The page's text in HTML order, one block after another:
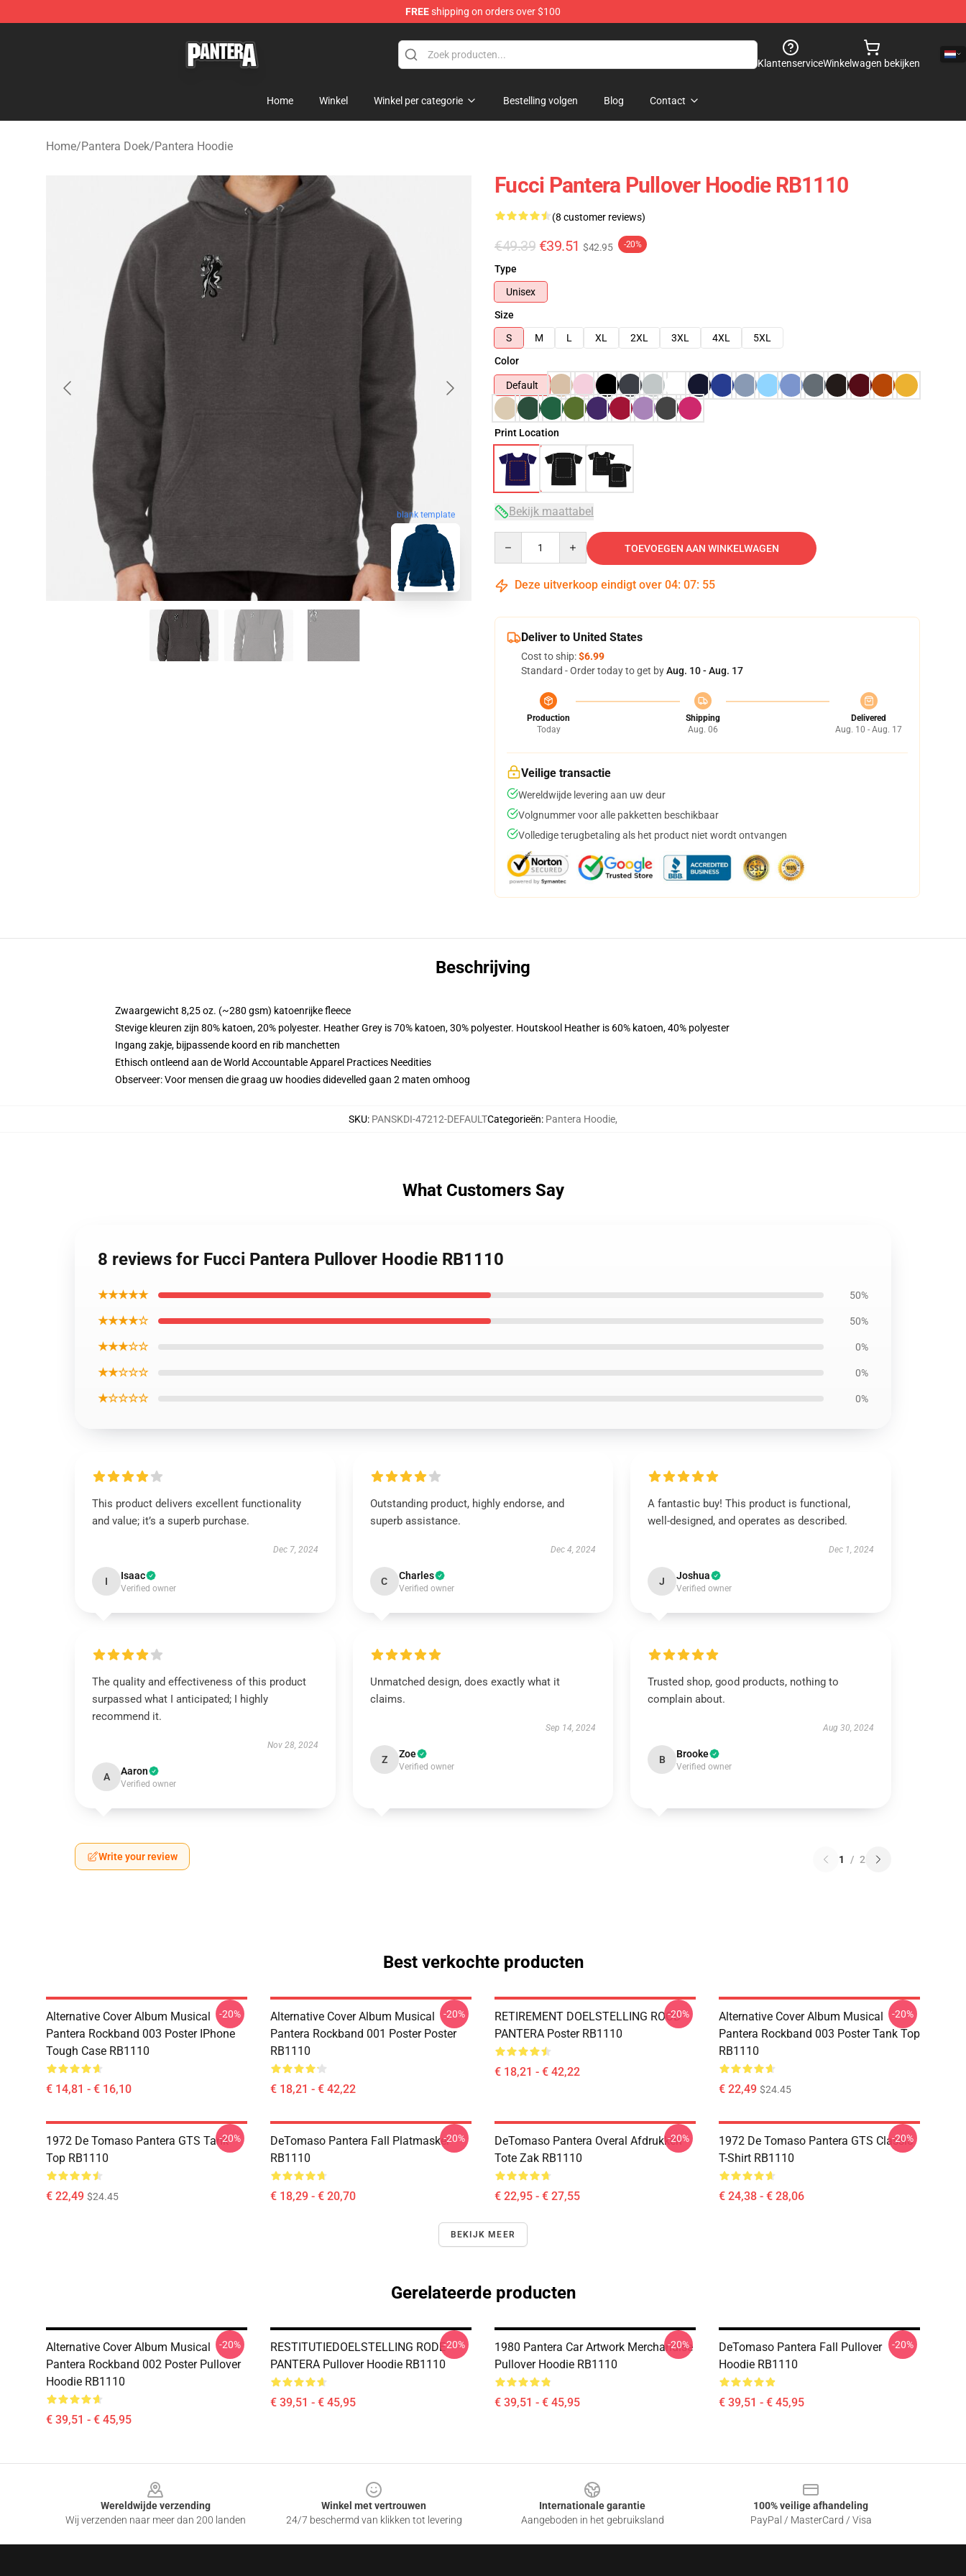
FREEshipping on orders over $100
KlantenserviceWinkelwagen bekijken
Home Winkel Winkel per categorie Bestelling volgen Blog Contact
Home/Pantera Doek/Pantera Hoodie
blank template
Fucci Pantera Pullover Hoodie RB1110
(8 customer reviews)
€49.39 €39.51 $42.95 -20%
Type
Unisex
Size
S
M L XL 2XL 3XL 4XL
5XL
Color
Default
Print Location
Bekijk maattabel
TOEVOEGEN AAN WINKELWAGEN
Deze uitverkoop eindigt over 04: 07: 54
Deliver to United States
Cost to ship:$6.99
Standard - Order today to get byAug. 10 - Aug. 17
Production
Today
Shipping
Aug. 06
Delivered
Aug. 10 - Aug. 17
Veilige transactie
Wereldwijde levering aan uw deur
Volgnummer voor alle pakketten beschikbaar
Volledige terugbetaling als het product niet wordt ontvangen
Beschrijving
Zwaargewicht 8,25 oz. (~280 gsm) katoenrijke fleece
Stevige kleuren zijn 80% katoen, 20% polyester. Heather Grey is 70% katoen, 30% polyester. Houtskool Heather is 60% katoen, 40% polyester
Ingang zakje, bijpassende koord en rib manchetten
Ethisch ontleend aan de World Accountable Apparel Practices Needities
Observeer: Voor mensen die graag uw hoodies didevelled gaan 2 maten omhoog
SKU: PANSKDI-47212-DEFAULTCategorieën: Pantera Hoodie,
What Customers Say
8 reviews for Fucci Pantera Pullover Hoodie RB1110
★★★★★ 50%
★★★★☆ 50%
★★★☆☆ 0%
★★☆☆☆ 0%
★☆☆☆☆ 0%
This product delivers excellent functionality
and value; it’s a superb purchase.
Dec 7, 2024
I Isaac
Verified owner
Outstanding product, highly endorse, and
superb assistance.
Dec 4, 2024
C Charles
Verified owner
A fantastic buy! This product is functional,
well-designed, and operates as described.
Dec 1, 2024
J Joshua
Verified owner
The quality and effectiveness of this product
surpassed what I anticipated; I highly
recommend it.
Nov 28, 2024
A Aaron
Verified owner
Unmatched design, does exactly what it
claims.
Sep 14, 2024
Z Zoe
Verified owner
Trusted shop, good products, nothing to
complain about.
Aug 30, 2024
B Brooke
Verified owner
Write your review 1 / 2
Best verkochte producten
Alternative Cover Album Musical
Pantera Rockband 003 Poster IPhone
Tough Case RB1110
€ 14,81 - € 16,10
-20%
Alternative Cover Album Musical
Pantera Rockband 001 Poster Poster
RB1110
€ 18,21 - € 42,22
-20%
RETIREMENT DOELSTELLING ROOD
PANTERA Poster RB1110
€ 18,21 - € 42,22
-20%
Alternative Cover Album Musical
Pantera Rockband 003 Poster Tank Top
RB1110
€ 22,49 $24.45
-20%
1972 De Tomaso Pantera GTS Tank
Top RB1110
€ 22,49 $24.45
-20%
DeTomaso Pantera Fall Platmasker
RB1110
€ 18,29 - € 20,70
-20%
DeTomaso Pantera Overal Afdrukken
Tote Zak RB1110
€ 22,95 - € 27,55
-20%
1972 De Tomaso Pantera GTS Classic
T-Shirt RB1110
€ 24,38 - € 28,06
-20%
BEKIJK MEER
Gerelateerde producten
Alternative Cover Album Musical
Pantera Rockband 002 Poster Pullover
Hoodie RB1110
€ 39,51 - € 45,95
-20%
RESTITUTIEDOELSTELLING RODE
PANTERA Pullover Hoodie RB1110
€ 39,51 - € 45,95
-20%
1980 Pantera Car Artwork Merchandise
Pullover Hoodie RB1110
€ 39,51 - € 45,95
-20%
DeTomaso Pantera Fall Pullover
Hoodie RB1110
€ 39,51 - € 45,95
-20%
Wereldwijde verzending
Wij verzenden naar meer dan 200 landen
Winkel met vertrouwen
24/7 beschermd van klikken tot levering
Internationale garantie
Aangeboden in het gebruiksland
100% veilige afhandeling
PayPal / MasterCard / Visa